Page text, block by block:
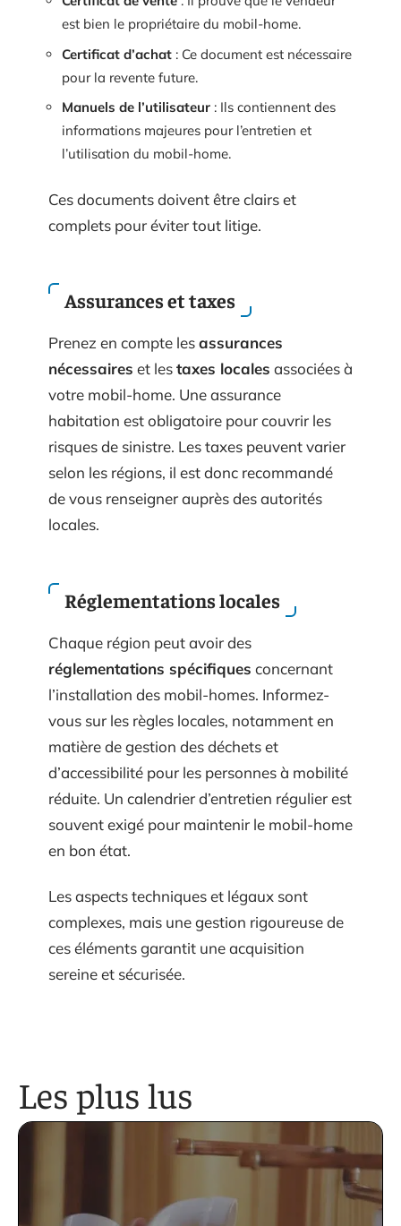
est bien le propriétaire du mobil-home.
Certificat d’achat : Ce document est nécessaire
pour la revente future.
Manuels de l’utilisateur : Ils contiennent des
informations majeures pour l’entretien et
l’utilisation du mobil-home.
Ces documents doivent être clairs et
complets pour éviter tout litige.
Assurances et taxes
Prenez en compte lesassurances
nécessaires et lestaxes locales associées à
votre mobil-home. Une assurance
habitation est obligatoire pour couvrir les
risques de sinistre. Les taxes peuvent varier
selon les régions, il est donc recommandé
de vous renseigner auprès des autorités
locales.
Réglementations locales
Chaque région peut avoir des
réglementations spécifiques concernant
l’installation des mobil-homes. Informez-
vous sur les règles locales, notamment en
matière de gestion des déchets et
d’accessibilité pour les personnes à mobilité
réduite. Un calendrier d’entretien régulier est
souvent exigé pour maintenir le mobil-home
en bon état.
Les aspects techniques et légaux sont
complexes, mais une gestion rigoureuse de
ces éléments garantit une acquisition
sereine et sécurisée.
Les plus lus